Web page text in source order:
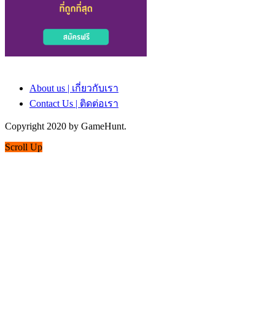
About us | เกี่ยวกับเรา
Contact Us | ติดต่อเรา
Copyright 2020 by GameHunt.
Scroll Up